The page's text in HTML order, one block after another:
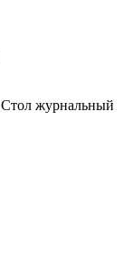
Стол журнальный